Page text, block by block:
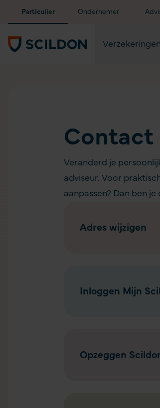
Particulier Ondernemer
Verzekeringen
Contact
Veranderd je
adviseur. Voor
aanpassen? Dan ben
Adres wijzigen
Inloggen Mijn
Opzeggen